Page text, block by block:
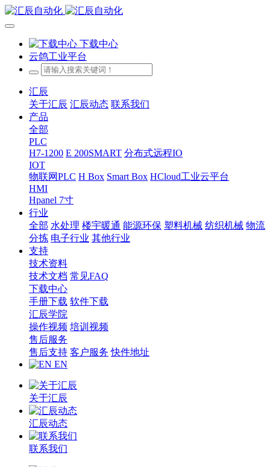
下载中心
云鸽工业平台
汇辰
关于汇辰 汇辰动态 联系我们
产品
全部
PLC
H7-1200 E 200SMART 分布式远程IO
IOT
物联网PLC H Box Smart Box HCloud工业云平台
HMI
Hpanel 7寸
行业
全部 水处理 楼宇暖通 能源环保 塑料机械 纺织机械 物流
分拣 电子行业 其他行业
支持
技术资料
技术文档 常见FAQ
下载中心
手册下载 软件下载
汇辰学院
操作视频 培训视频
售后服务
售后支持 客户服务 快件地址
EN
关于汇辰
汇辰动态
联系我们